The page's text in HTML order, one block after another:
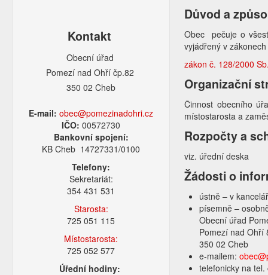
Kontakt
Obecní úřad
Pomezí nad Ohří čp.82
350 02 Cheb
E-mail: obec@pomezinadohri.cz
IČO:00572730
Bankovní spojení:
KB Cheb 14727331/0100
Telefony:
Sekretariát:
354 431 531
Starosta:
725 051 115
Místostarosta:
725 052 577
Úřední hodiny:
Důvod a
Obec pečuje o
vyjádřený v
zákon č. 128/2000
Organizační
Činnost obecního
místostarosta a
Rozpočty a
viz. úřední deska
Žádosti o
ústně – v
písemně –
Obecní úřad
Pomezí nad Ohří
350 02 Cheb
e-mailem:
telefonicky na